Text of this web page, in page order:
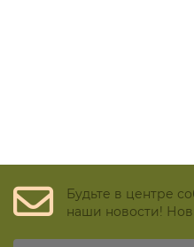
Будьте в центре
наши новости!